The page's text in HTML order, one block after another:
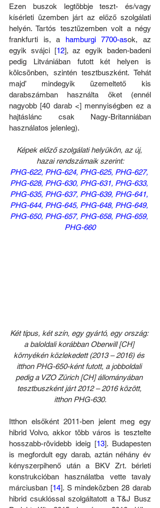
Ezen buszok legtöbbje teszt- és/vagy
kísérleti üzemben járt az előző szolgálati
helyén. Tartós tesztüzemben volt a négy
frankfurti is, a hamburgi 7700-asok, az
egyik svájci [12], az egyik baden-badeni
pedig Litvániában futott két helyen is
kölcsönben, szintén tesztbuszként. Tehát
majd’ mindegyik üzemeltető kis
darabszámban használta őket (ennél
nagyobb [40 darab <] mennyiségben ez a
hajtáslánc csak Nagy-Britanniában
használatos jelenleg).
Képek előző szolgálati helyükön, az új,
hazai rendszámaik szerint:
PHG-622, PHG-624, PHG-625, PHG-627,
PHG-628, PHG-630, PHG-631, PHG-633,
PHG-635, PHG-637, PHG-639, PHG-641,
PHG-644, PHG-645, PHG-648, PHG-649,
PHG-650, PHG-657, PHG-658, PHG-659,
PHG-660
Két típus, két szín, egy gyártó, egy ország:
a baloldali korábban Oberwill [CH]
környékén közlekedett (2013 – 2016) és
itthon PHG-650-ként futott, a jobboldali
pedig a VZO Zürich [CH] állományában
tesztbuszként járt 2012 – 2016 között,
itthon PHG-630.
Itthon elsőként 2011-ben jelent meg egy
hibrid Volvo, akkor több város is tesztelte
hosszabb-rövidebb ideig [13]. Budapesten
is megfordult egy darab, aztán néhány év
kényszerpihenő után a BKV Zrt. bérleti
konstrukcióban használatba vette tavaly
márciusban [14]. S mindeközben 28 darab
hibrid csuklóssal szolgáltatott a T&J Busz